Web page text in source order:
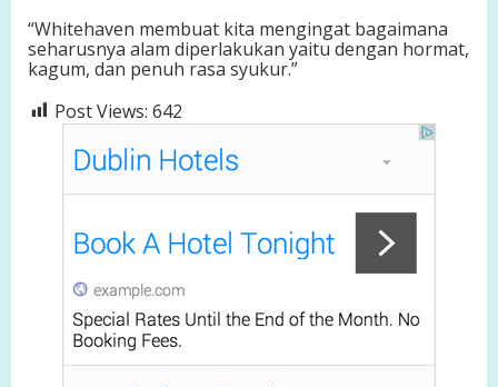
“Whitehaven membuat kita mengingat bagaimana
seharusnya alam diperlakukan yaitu dengan hormat,
kagum, dan penuh rasa syukur.”
Post Views: 642